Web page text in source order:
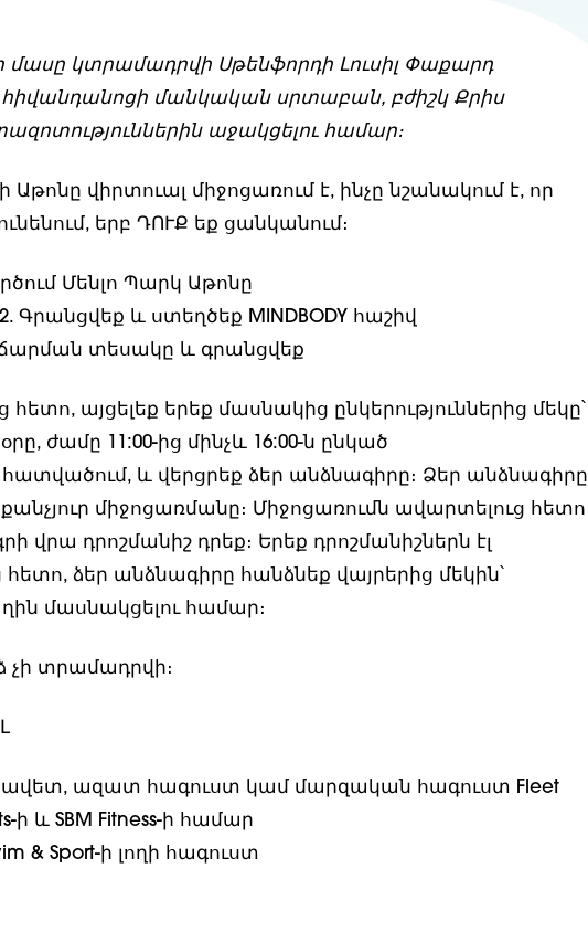
մասը կտրամադրվի Սթենֆորդի Լուսիլ Փաքարդ
մանկական սրտաբան, բժիշկ Քրիս
աջակցելու համար։
Աթոնը վիրտուալ միջոցառում է, ինչը նշանակում է, որ
երբ ԴՈՒՔ եք ցանկանում։
Մենլո Պարկ Աթոնը
2. Գրանցվեք և ստեղծեք MINDBODY հաշիվ
տեսակը և գրանցվեք
հետո, այցելեք երեք մասնակից ընկերություններից մեկը՝
ժամը 11:00-ից մինչև 16:00-ն ընկած
և վերցրեք ձեր անձնագիրը։ Ձեր անձնագիրը
միջոցառմանը։ Միջոցառումն ավարտելուց հետո
վրա դրոշմանիշ դրեք։ Երեք դրոշմանիշներն էլ
հետո, ձեր անձնագիրը հանձնեք վայրերից մեկին՝
մասնակցելու համար։
չի տրամադրվի։
ազատ հագուստ կամ մարզական հագուստ Fleet
ի և SBM Fitness-ի համար
& Sport-ի լողի հագուստ